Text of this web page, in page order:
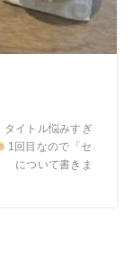
イトル悩みすぎ
1回目なので「セ
について書きま